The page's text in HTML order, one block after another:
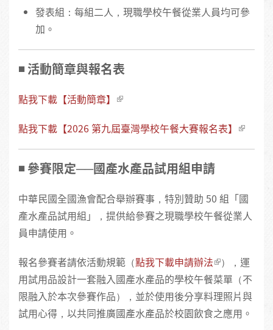
發表組：每組二人，現職學校午餐從業人員均可參
加。
◾️ 活動簡章與報名表
點我下載【活動簡章】
點我下載【2026 第九屆臺灣學校午餐大賽報名表】
◾️ 參賽限定──國產水產品試用組申請
中華民國全國漁會配合舉辦賽事，特別贊助 50 組「國
產水產品試用組」，提供給參賽之現職學校午餐從業人
員申請使用。
報名參賽者請依活動規範（點我下載申請辦法
），運
用試用品設計一套融入國產水產品的學校午餐菜單（不
限融入於本次參賽作品），並於使用後分享料理照片與
試用心得，以共同推廣國產水產品於校園飲食之應用。